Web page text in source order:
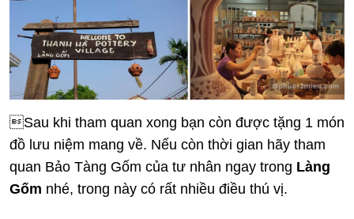
Sau khi tham quan xong bạn còn được tặng 1 món
đồ lưu niệm mang về. Nếu còn thời gian hãy tham
quan Bảo Tàng Gốm của tư nhân ngay trong Làng
Gốm nhé, trong này có rất nhiều điều thú vị.